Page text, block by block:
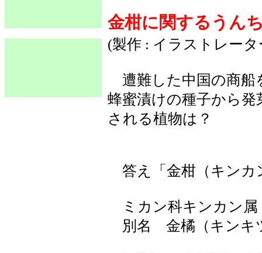
金柑に関するうん
(製作 : イラストレー
遭難した中国の商船
蜂蜜漬けの種子から
される植物は？
答え「金柑（キンカ
ミカン科キンカン属
別名 金橘（キンキ